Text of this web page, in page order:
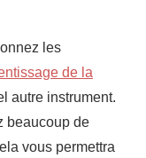
les
de la
autre instrument.
beaucoup de
vous permettra